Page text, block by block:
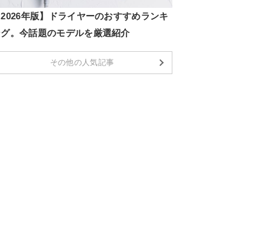
年版】ドライヤーのおすすめランキ
。今話題のモデルを厳選紹介
その他の人気記事